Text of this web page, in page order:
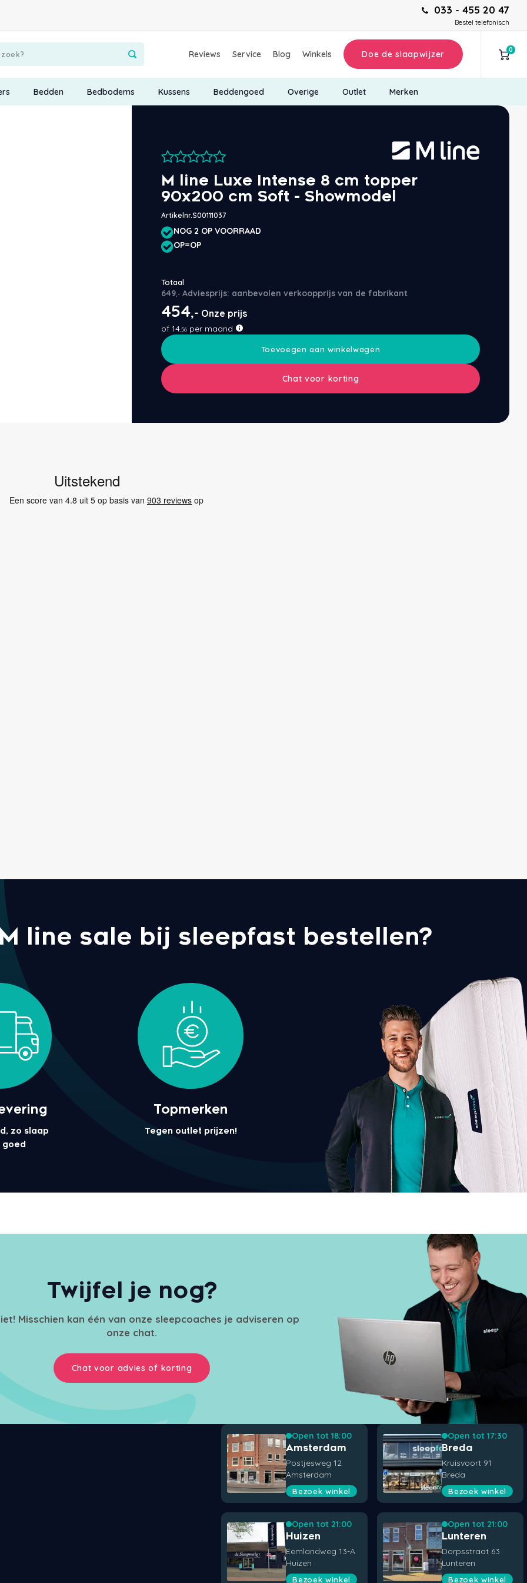
033 - 455 20 47
Bestel telefonisch
Reviews Service Blog Winkels Doe de slaapwijzer 0
Bedden Bedbodems Kussens Beddengoed Overige Outlet Merken
M line Luxe Intense 8 cm topper
90x200 cm Soft - Showmodel
Artikelnr.S00111037
NOG 2 OP VOORRAAD
OP=OP
Totaal
649 ,- Adviesprijs: aanbevolen verkoopprijs van de fabrikant
454,- Onze prijs
of 14,56 per maand
Toevoegen aan winkelwagen
Chat voor korting
line sale bij sleepfast bestellen?
zo slaap
goed
Topmerken
Tegen outlet prijzen!
Twijfel je nog?
Misschien kan één van onze sleepcoaches je adviseren op
onze chat.
Chat voor advies of korting
Open tot 18:00
Amsterdam
Postjesweg 12
Amsterdam
Bezoek winkel
Open tot 17:30
Breda
Kruisvoort 91
Breda
Bezoek winkel
Open tot 21:00
Huizen
Eemlandweg 13-A
Huizen
Bezoek winkel
Open tot 21:00
Lunteren
Dorpsstraat 63
Lunteren
Bezoek winkel